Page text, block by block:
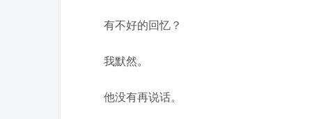
有不好的回忆？
我默然。
他没有再说话。